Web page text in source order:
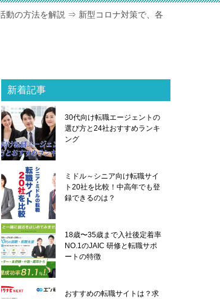
動の方法を解説 ⇒ 新型コロナ対策で、各
新着記事
30代向け転職エージェントの
選び方と24社おすすめランキ
ング
ミドル～シニア向け転職サイ
ト20社を比較！中高年でも登
録できるのは？
18歳〜35歳まで入社後定着率
NO.1のJAIC 研修と転職サポ
ートの特徴
おすすめの転職サイトは？求